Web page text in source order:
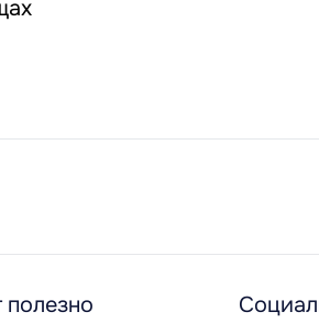
полезно